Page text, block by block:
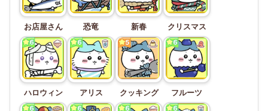
お店屋さん 恐竜 新春 クリスマス
ハロウィン アリス クッキング フルーツ